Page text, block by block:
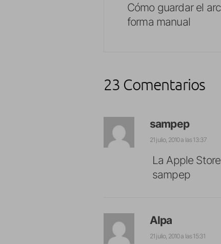
Cómo guardar el
forma manual
23 Comentarios
sampep
21 julio, 2010 a las 13:37
La Apple
sampep
Alpa
21 julio, 2010 a las 15:31